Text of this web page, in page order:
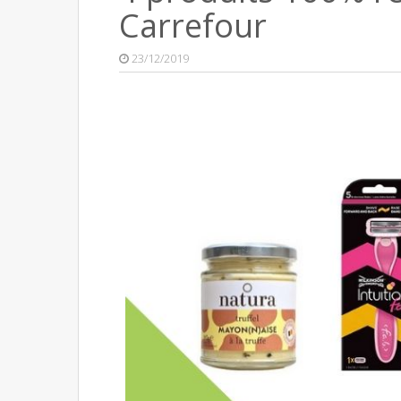
Carrefour
23/12/2019